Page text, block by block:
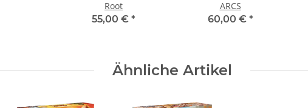
Root
55,00 € *
ARCS
60,00 € *
Ähnliche Artikel